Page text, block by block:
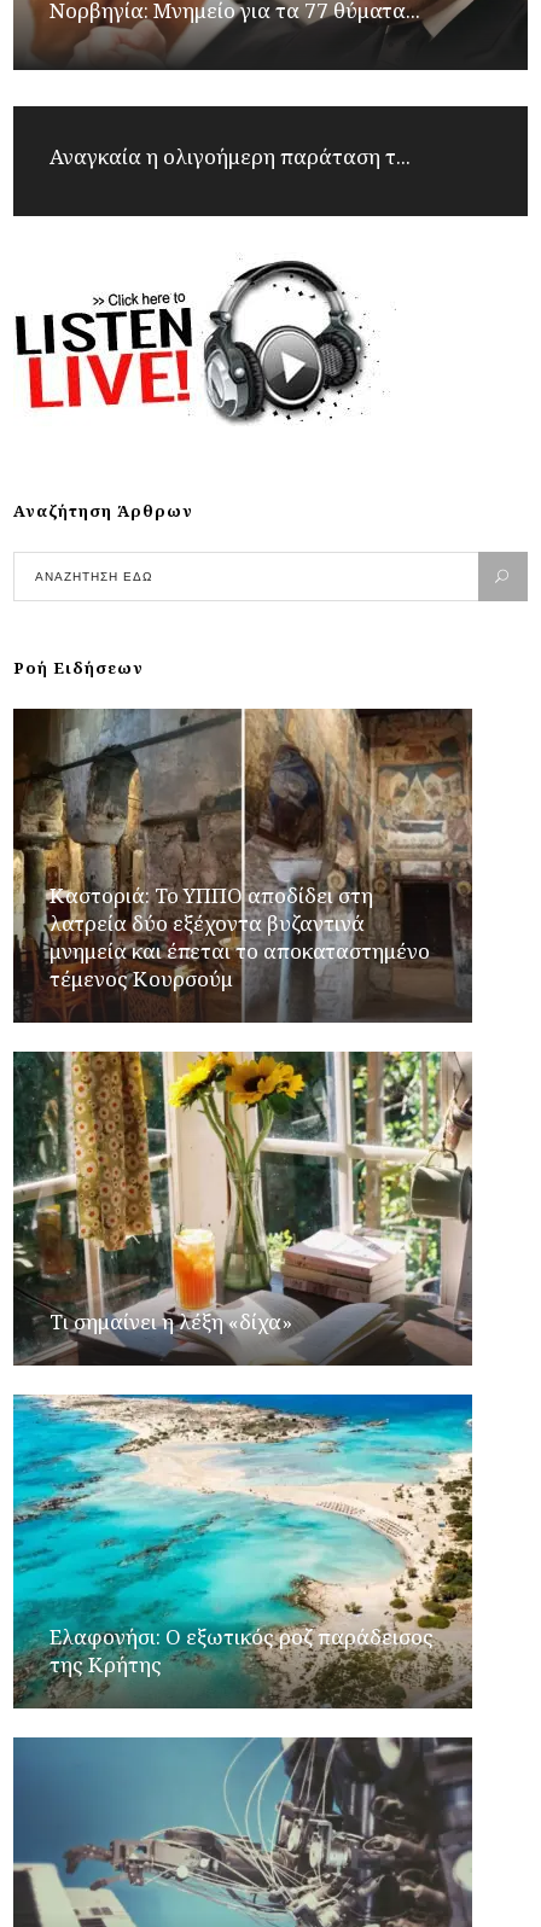
Νορβηγία: Μνημείο για τα 77 θύματα...
Αναγκαία η ολιγοήμερη παράταση τ...
Αναζήτηση Άρθρων
Ροή Ειδήσεων
Καστοριά: Το ΥΠΠΟ αποδίδει στη
λατρεία δύο εξέχοντα βυζαντινά
μνημεία και έπεται το αποκαταστημένο
τέμενος Κουρσούμ
Τι σημαίνει η λέξη «δίχα»
Ελαφονήσι: Ο εξωτικός ροζ παράδεισος
της Κρήτης